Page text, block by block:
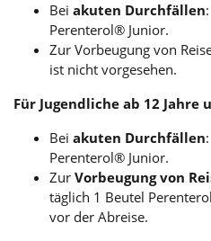
Bei akuten Durchfällen
Perenterol® Junior.
Zur Vorbeugung von
ist nicht vorgesehen.
Für Jugendliche ab 12 Jahre
Bei akuten Durchfällen
Perenterol® Junior.
Zur Vorbeugung von
täglich 1 Beutel
vor der Abreise.